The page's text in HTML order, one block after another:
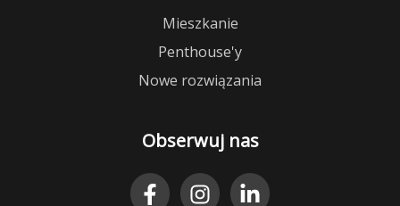
Mieszkanie
Penthouse'y
Nowe rozwiązania
Obserwuj nas